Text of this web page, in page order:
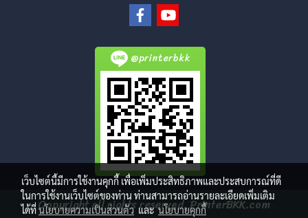
@printerbkk
Copyright all rights reserved. PrinterBKK.com
เว็บไซต์นี้มีการใช้งานคุกกี้ เพื่อเพิ่มประสิทธิภาพและประสบการณ์ที่ดี
ในการใช้งานเว็บไซต์ของท่าน ท่านสามารถอ่านรายละเอียดเพิ่มเติม
ได้ที่นโยบายความเป็นส่วนตัวและนโยบายคุกกี้